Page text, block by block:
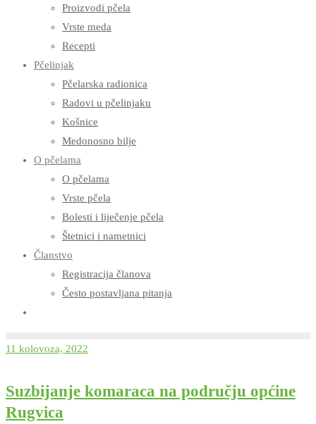
Proizvodi pčela
Vrste meda
Recepti
Pčelinjak
Pčelarska radionica
Radovi u pčelinjaku
Košnice
Medonosno bilje
O pčelama
O pčelama
Vrste pčela
Bolesti i liječenje pčela
Štetnici i nametnici
Članstvo
Registracija članova
Često postavljana pitanja
11 kolovoza, 2022
Suzbijanje komaraca na području općine
Rugvica